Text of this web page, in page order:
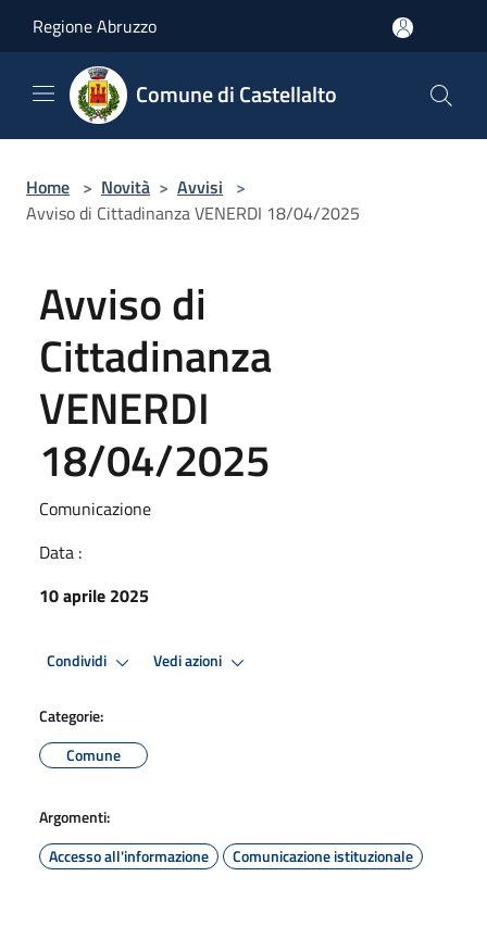
Regione Abruzzo
Comune di Castellalto
Home > Novità > Avvisi >
Avviso di Cittadinanza VENERDI 18/04/2025
Avviso di
Cittadinanza
VENERDI
18/04/2025
Comunicazione
Data :
10 aprile 2025
Condividi Vedi azioni
Categorie:
Comune
Argomenti:
Accesso all'informazione
Comunicazione istituzionale